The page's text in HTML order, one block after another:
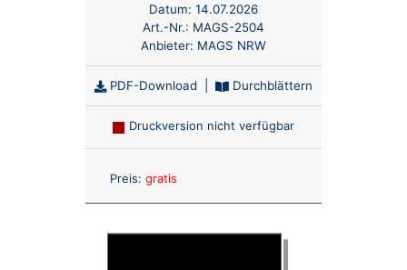
Datum: 14.07.2026
Art.-Nr.: MAGS-2504
Anbieter: MAGS NRW
PDF-Download Durchblättern
Druckversion nicht verfügbar
Preis: gratis